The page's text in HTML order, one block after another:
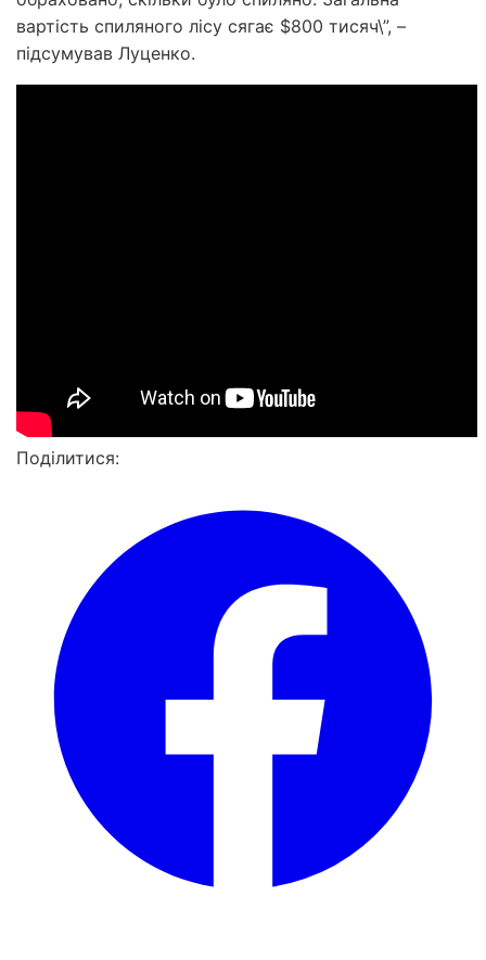
вартість спиляного лісу сягає $800 тисяч\”, –
підсумував Луценко.
Поділитися: